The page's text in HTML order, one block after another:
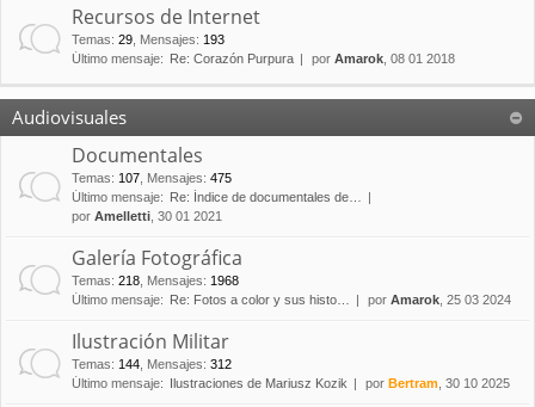
Recursos de Internet
Temas: 29 Mensajes: 193
Último mensaje:
Re: Corazón Purpura por Amarok , 08 01 2018
Audiovisuales
Documentales
Temas: 107 Mensajes: 475
Último mensaje:
Re: Índice de documentales de…
por Amelletti , 30 01 2021
Galería Fotográfica
Temas: 218 Mensajes: 1968
Último mensaje:
Re: Fotos a color y sus histo… por Amarok , 25 03 2024
Ilustración Militar
Temas: 144 Mensajes: 312
Último mensaje:
Ilustraciones de Mariusz Kozik por Bertram , 30 10 2025